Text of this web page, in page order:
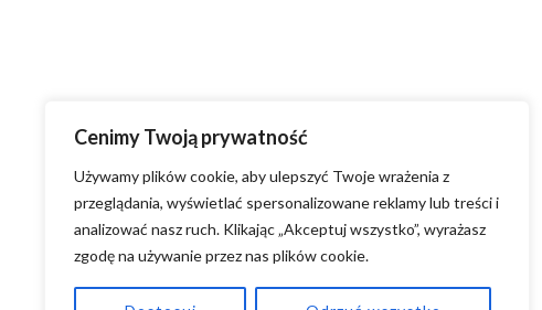
Cenimy Twoją prywatność
Używamy plików cookie, aby ulepszyć Twoje wrażenia z
przeglądania, wyświetlać spersonalizowane reklamy lub treści i
analizować nasz ruch. Klikając „Akceptuj wszystko”, wyrażasz
zgodę na używanie przez nas plików cookie.